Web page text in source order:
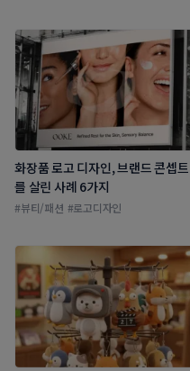
화장품 로고 디자인, 브랜드 콘셉트
를 살린 사례 6가지
#뷰티/패션 #로고디자인